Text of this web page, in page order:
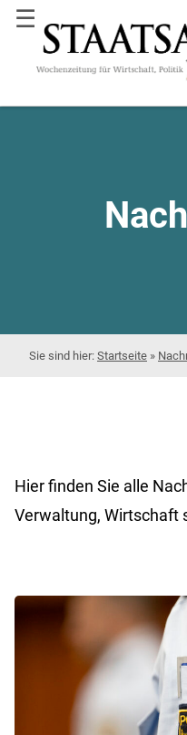
☰
Startseite »
Hier finden Sie alle
Verwaltung, Wirtschaft